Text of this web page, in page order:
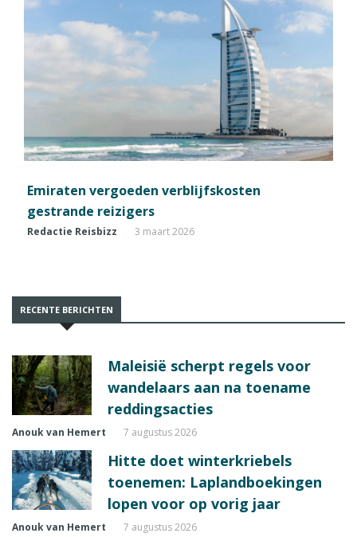
Emiraten vergoeden verblijfskosten
gestrande reizigers
Redactie Reisbizz 3 maart 2026
RECENTE BERICHTEN
Maleisië scherpt regels voor
wandelaars aan na toename
reddingsacties
Anouk van Hemert 7 augustus 2026
Hitte doet winterkriebels
toenemen: Laplandboekingen
lopen voor op vorig jaar
Anouk van Hemert 7 augustus 2026